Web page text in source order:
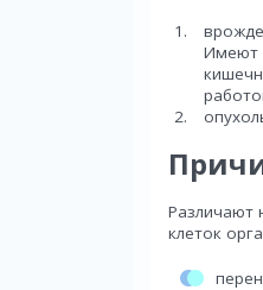
Имеют
Различают
клеток